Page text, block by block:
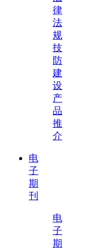
律
法
规
技
防
建
设
产
品
推
介
电
子
期
刊
电
子
期